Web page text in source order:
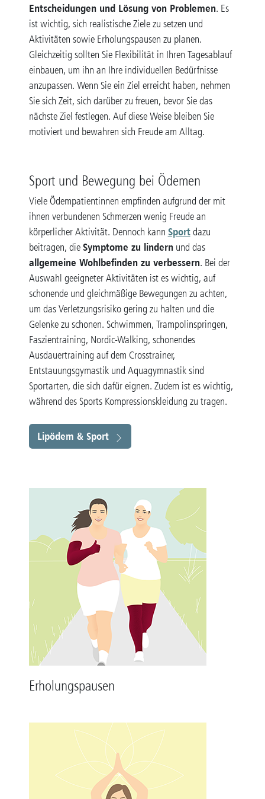
Entscheidungen und Lösung von Problemen. Es
ist wichtig, sich realistische Ziele zu setzen und
Aktivitäten sowie Erholungspausen zu planen.
Gleichzeitig sollten Sie Flexibilität in Ihren Tagesablauf
einbauen, um ihn an Ihre individuellen Bedürfnisse
anzupassen. Wenn Sie ein Ziel erreicht haben, nehmen
Sie sich Zeit, sich darüber zu freuen, bevor Sie das
nächste Ziel festlegen. Auf diese Weise bleiben Sie
motiviert und bewahren sich Freude am Alltag.
Sport und Bewegung bei Ödemen
Viele Ödempatientinnen empfinden aufgrund der mit
ihnen verbundenen Schmerzen wenig Freude an
körperlicher Aktivität. Dennoch kann Sportdazu
beitragen, dieSymptome zu lindernund das
allgemeine Wohlbefinden zu verbessern. Bei der
Auswahl geeigneter Aktivitäten ist es wichtig, auf
schonende und gleichmäßige Bewegungen zu achten,
um das Verletzungsrisiko gering zu halten und die
Gelenke zu schonen. Schwimmen, Trampolinspringen,
Faszientraining, Nordic-Walking, schonendes
Ausdauertraining auf dem Crosstrainer,
Entstauungsgymastik und Aquagymnastik sind
Sportarten, die sich dafür eignen. Zudem ist es wichtig,
während des Sports Kompressionskleidung zu tragen.
Lipödem & Sport
Erholungspausen